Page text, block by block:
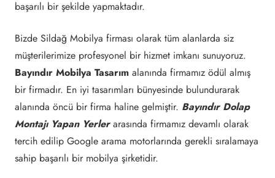
başarılı bir şekilde yapmaktadır.
Bizde Sildağ Mobilya firması olarak tüm alanlarda siz
müşterilerimize profesyonel bir hizmet imkanı sunuyoruz.
Bayındır Mobilya Tasarım alanında firmamız ödül almış
bir firmadır. En iyi tasarımları bünyesinde bulundurarak
alanında öncü bir firma haline gelmiştir. Bayındır Dolap
Montajı Yapan Yerlerarasında firmamız devamlı olarak
tercih edilip Google arama motorlarında gerekli sıralamaya
sahip başarılı bir mobilya şirketidir.